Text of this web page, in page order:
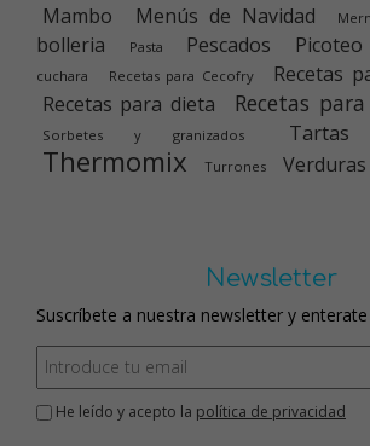
Mambo Menús de Navidad
bolleria
Pasta Pescados Picoteo
cuchara
Recetas para Cecofry
Recetas
Recetas para dieta
Recetas
Sorbetes y granizados
Tartas
Thermomix Turrones Verduras
Newsletter
Suscríbete a nuestra newsletter y
He leído y acepto la política de privacidad